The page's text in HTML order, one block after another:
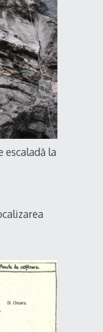
escaladă la